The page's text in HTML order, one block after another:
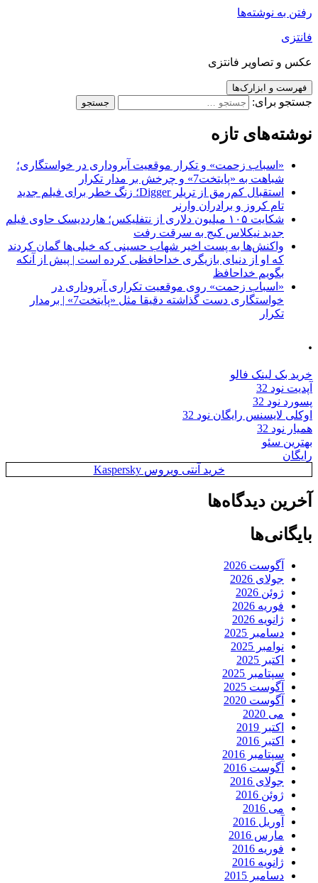
رفتن به نوشته‌ها
فانتزی
عکس و تصاویر فانتزی
فهرست و ابزارک‌ها
جستجو برای:
نوشته‌های تازه
«اسباب زحمت» و تکرار موقعیت آبروداری در خواستگاری؛
شباهت به «پایتخت7» و چرخش بر مدار تکرار
استقبال کم‌رمق از تریلر Digger؛ زنگ خطر برای فیلم جدید
تام کروز و برادران وارنر
شکایت ۱۰۵ میلیون دلاری از نتفلیکس؛ هارددیسک حاوی فیلم
جدید نیکلاس کیج به سرقت رفت
واکنش‌ها به پست اخیر شهاب حسینی که خیلی‌ها گمان کردند
که او از دنیای بازیگری خداحافظی کرده است | پیش از آنکه
بگویم خداحافظ
«اسباب زحمت» روی موقعیت تکراری آبروداری در
خواستگاری دست گذاشته دقیقا مثل «پایتخت7» | برمدار
تکرار
.
خرید بک لینک فالو
آپدیت نود 32
پسورد نود 32
اوکلی لایسنس رایگان نود 32
همیار نود 32
بهترین سئو
رایگان
خرید آنتی ویروس Kaspersky
آخرین دیدگاه‌ها
بایگانی‌ها
آگوست 2026
جولای 2026
ژوئن 2026
فوریه 2026
ژانویه 2026
دسامبر 2025
نوامبر 2025
اکتبر 2025
سپتامبر 2025
آگوست 2025
آگوست 2020
می 2020
اکتبر 2019
اکتبر 2016
سپتامبر 2016
آگوست 2016
جولای 2016
ژوئن 2016
می 2016
آوریل 2016
مارس 2016
فوریه 2016
ژانویه 2016
دسامبر 2015